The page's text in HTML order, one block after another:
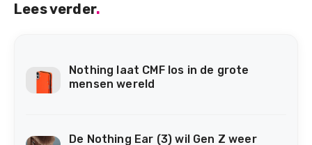
Lees verder.
Nothing laat CMF los in de grote
mensen wereld
De Nothing Ear (3) wil Gen Z weer